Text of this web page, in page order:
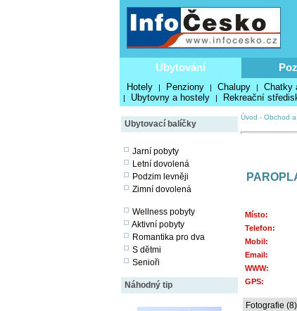
Ubytování
Hotely | Penziony | Chalupy | Chatky
| Ubytovny a hostely | Rekreační
Ubytovací balíčky
Jarní pobyty
Letní dovolená
Podzim levněji
Zimní dovolená
Wellness pobyty
Aktivní pobyty
Romantika pro dva
S dětmi
Senioři
Náhodný tip
Úvod - Obchod
Místo:
Telefon:
Mobil:
Email:
WWW:
GPS:
Fotografie (8)